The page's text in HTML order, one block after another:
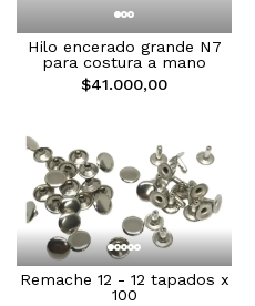
Hilo encerado grande N7
para costura a mano
$41.000,00
Remache 12 - 12 tapados x
100